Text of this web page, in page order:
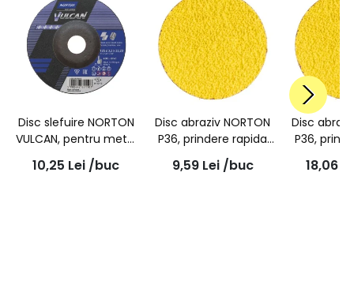
Disc slefuire NORTON
VULCAN, pentru metal
A30S 125x3.2x22.23-
T42
10,25 Lei /buc
Disc abraziv NORTON
P36, prindere rapida
SL3, RazorStar R990S,
50mm
9,59 Lei /buc
Disc
P36,
18,06